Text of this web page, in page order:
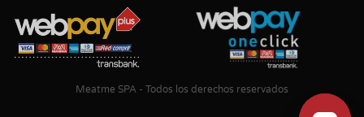
Meatme SPA - Todos los derechos reservados